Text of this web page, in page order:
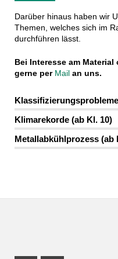
Darüber hinaus haben wir
Themen, welches sich im
durchführen lässt.
Bei Interesse am
gerne per Mailan uns.
Klimarekorde (ab Kl. 10)
Metallabkühlprozess (ab